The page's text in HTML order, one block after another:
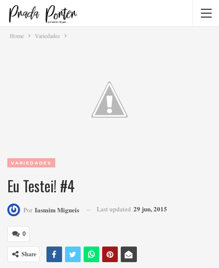
Home Variedades
VARIEDADES
Eu Testei! #4
Por Iasmim Migueis Last updated 29 jun, 2015
0
Share